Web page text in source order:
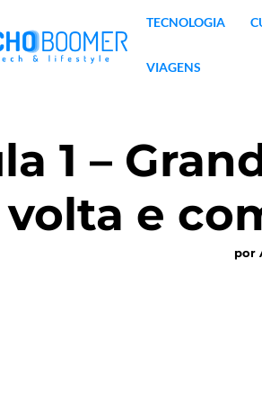
TECNOLOGIA
VIAGENS
1 –
volta e
por